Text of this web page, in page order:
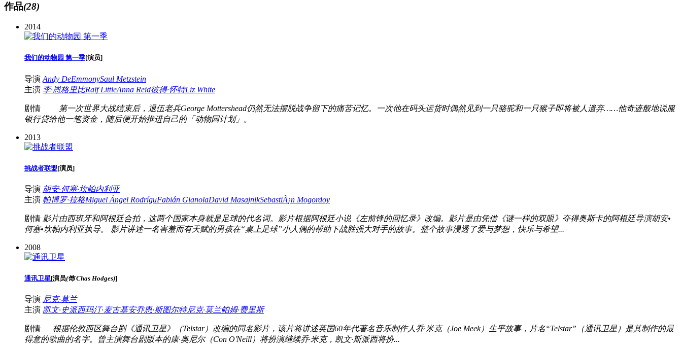
作品(28)
2014
我们的动物园 第一季[演员]
导演 Andy DeEmmonySaul Metzstein
主演 李·恩格里比Ralf LittleAnna Reid彼得·怀特Liz White
剧情
第一次世界大战结束后，退伍老兵George Mottershead仍然无法摆脱战争留下的痛苦记忆。一次他在码头运货时偶然见到一只骆驼和一只猴子即将被人遗弃……他奇迹般地说服
银行贷给他一笔资金，随后便开始推进自己的「动物园计划」。
2013
挑战者联盟[演员]
导演 胡安·何塞·坎帕内利亚
主演 帕博罗·拉格Miguel Ángel RodríguFabián GianolaDavid MasajnikSebastiÃ¡n Mogordoy
剧情 影片由西班牙和阿根廷合拍，这两个国家本身就是足球的代名词。影片根据阿根廷小说《左前锋的回忆录》改编。影片是由凭借《谜一样的双眼》夺得奥斯卡的阿根廷导演胡安•
何塞•坎帕内利亚执导。 影片讲述一名害羞而有天赋的男孩在“桌上足球”小人偶的帮助下战胜强大对手的故事。整个故事浸透了爱与梦想，快乐与希望...
2008
通讯卫星[演员(饰 Chas Hodges)]
导演 尼克·莫兰
主演 凯文·史派西玛汀·麦古基安乔恩·斯图尔特尼克·莫兰帕姆·费里斯
剧情
根据伦敦西区舞台剧《通讯卫星》（Telstar）改编的同名影片，该片将讲述英国60年代著名音乐制作人乔·米克（Joe Meek）生平故事，片名“Telstar”（通讯卫星）是其制作的最
得意的歌曲的名字。曾主演舞台剧版本的康·奥尼尔（Con O'Neill）将扮演继续乔·米克，凯文·斯派西将扮...